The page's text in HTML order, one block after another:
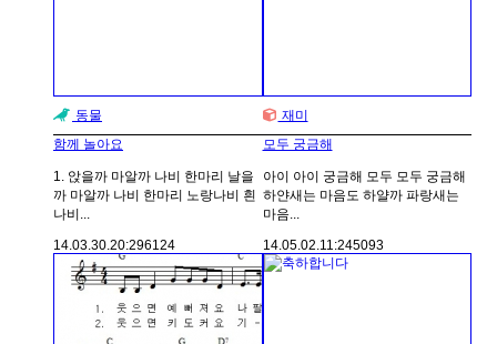
동물
함께 놀아요
1. 앉을까 마알까 나비 한마리 날을
까 마알까 나비 한마리 노랑나비 흰
나비...
14.03.30.20:296124
재미
모두 궁금해
아이 아이 궁금해 모두 모두 궁금해
하얀새는 마음도 하얄까 파랑새는
마음...
14.05.02.11:245093